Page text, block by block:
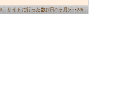
サイトに行った数(7日/1ヶ月)･･･2/6